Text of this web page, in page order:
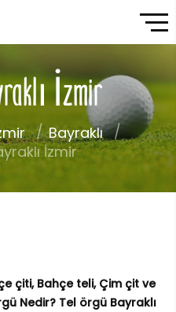
İzmir
Bayraklı
İzmir
çiti, Bahçe teli, Çim çit ve
Nedir? Tel örgü Bayraklı